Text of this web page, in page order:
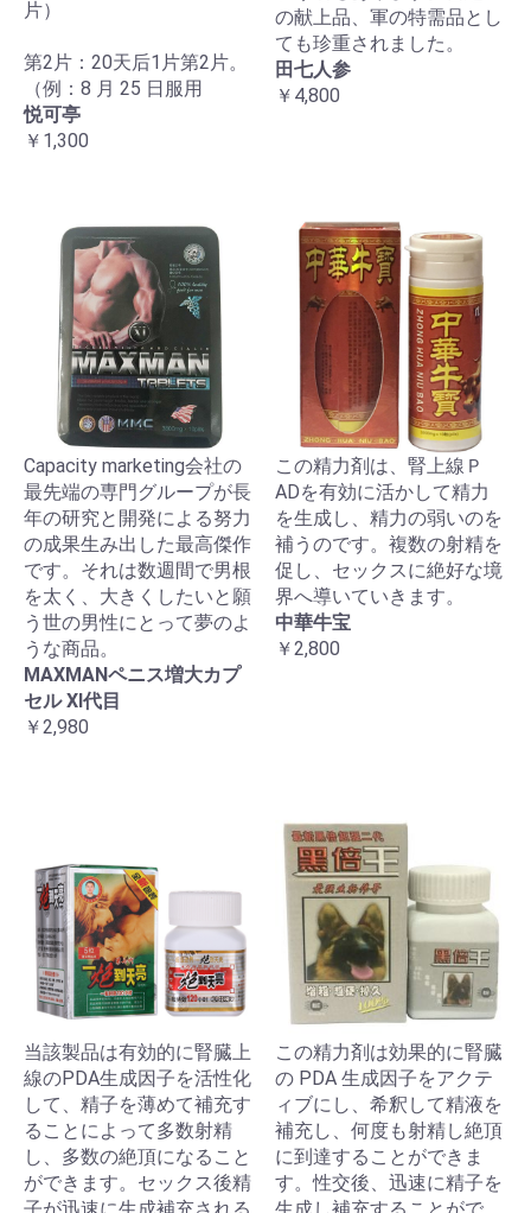
片）
第2片：20天后1片第2片。
（例：8 月 25 日服用
悦可亭
￥1,300
の献上品、軍の特需品とし
ても珍重されました。
田七人参
￥4,800
Capacity marketing会社の
最先端の専門グループが長
年の研究と開発による努力
の成果生み出した最高傑作
です。それは数週間で男根
を太く、大きくしたいと願
う世の男性にとって夢のよ
うな商品。
MAXMANペニス増大カプ
セル XI代目
￥2,980
この精力剤は、腎上線Ｐ
ADを有効に活かして精力
を生成し、精力の弱いのを
補うのです。複数の射精を
促し、セックスに絶好な境
界へ導いていきます。
中華牛宝
￥2,800
当該製品は有効的に腎臓上
線のPDA生成因子を活性化
して、精子を薄めて補充す
ることによって多数射精
し、多数の絶頂になること
ができます。セックス後精
この精力剤は効果的に腎臓
の PDA 生成因子をアクテ
ィブにし、希釈して精液を
補充し、何度も射精し絶頂
に到達することができま
す。性交後、迅速に精子を